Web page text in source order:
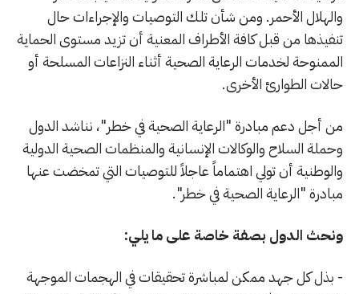
والهلال الأحمر. ومن شأن تلك التوصيات والإجراءات حال
تنفيذها من قبل كافة الأطراف المعنية أن تزيد مستوى الحماية
الممنوحة لخدمات الرعاية الصحية أثناء النزاعات المسلحة أو
حالات الطوارئ الأخرى.
من أجل دعم مبادرة "الرعاية الصحية في خطر"، نناشد الدول
وحملة السلاح والوكالات الإنسانية والمنظمات الصحية الدولية
والوطنية أن تولي اهتماماً عاجلاً للتوصيات التي تمخضت عنها
مبادرة "الرعاية الصحية في خطر".
ونحث الدول بصفة خاصة على ما يلي:
- بذل كل جهد ممكن لمباشرة تحقيقات في الهجمات الموجهة